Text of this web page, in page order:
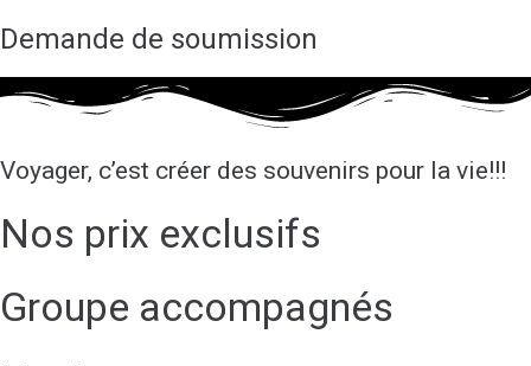
Demande de soumission
Voyager, c’est créer des souvenirs pour la vie!!!
Nos prix exclusifs
Groupe accompagnés